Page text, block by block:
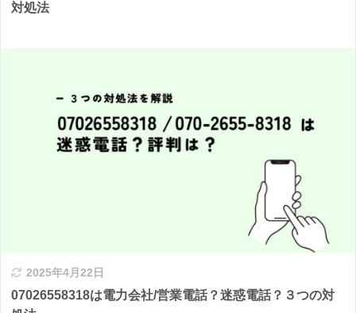
対処法
2025年4月22日
07026558318は電力会社/営業電話？迷惑電話？３つの対